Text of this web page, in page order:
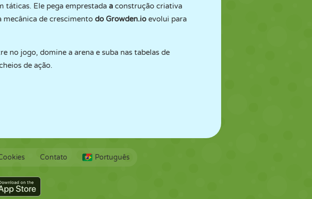
táticas. Ele pega emprestada a construção criativa
mecânica de crescimento do Growden.io evolui para
no jogo, domine a arena e suba nas tabelas de
de ação.
Contato Português